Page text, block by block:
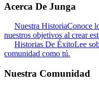
Acerca De Junga
Nuestra HistoriaConoce
nuestros objetivos al crear
Historias De ÉxitoLee
comunidad como tú.
Nuestra Comunidad